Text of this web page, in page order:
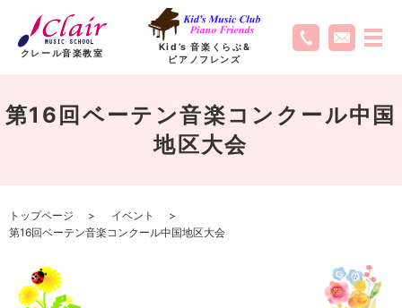
クレール音楽教室
Kid’s 音楽くらぶ&
ピアノフレンズ
第16回ベーテン音楽コンクール中国
地区大会
トップページ
イベント
第16回ベーテン音楽コンクール中国地区大会